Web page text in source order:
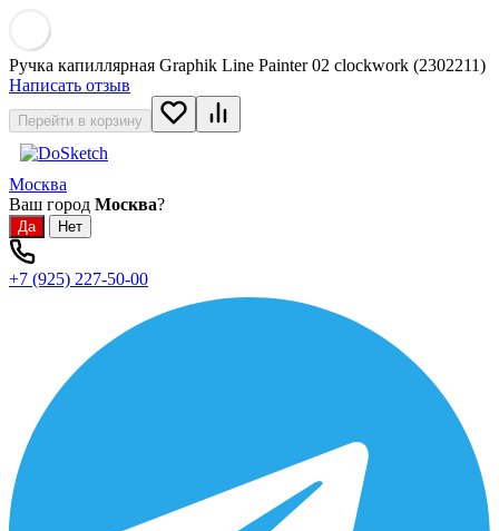
Ручка капиллярная Graphik Line Painter 02 clockwork (2302211)
Написать отзыв
Перейти в корзину
Москва
Ваш город Москва?
+7 (925) 227-50-00